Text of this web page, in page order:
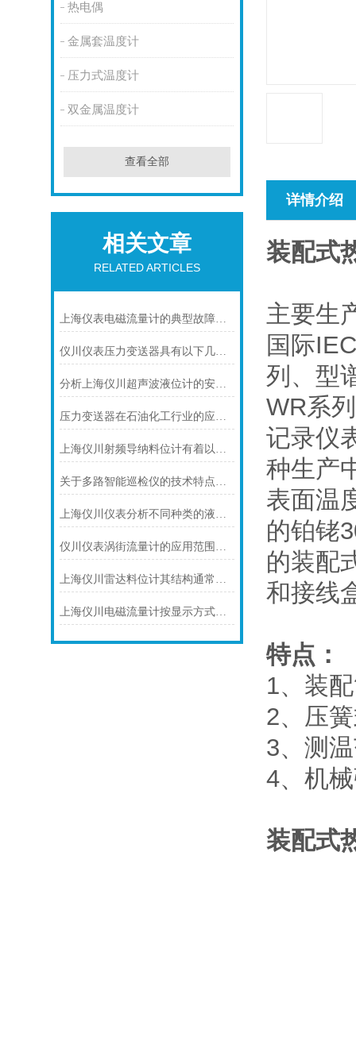
热电偶
金属套温度计
压力式温度计
双金属温度计
查看全部
相关文章
RELATED ARTICLES
上海仪表电磁流量计的典型故障诊断及处理方法
仪川仪表压力变送器具有以下几大技术特点
分析上海仪川超声波液位计的安装原理
压力变送器在石油化工行业的应用说明
上海仪川射频导纳料位计有着以下几大技术特点
关于多路智能巡检仪的技术特点，你怎么看呢？
上海仪川仪表分析不同种类的液位变送器
仪川仪表涡街流量计的应用范围主要包括以下几个方面
上海仪川雷达料位计其结构通常由以下部分组成
上海仪川电磁流量计按显示方式分类
详情介绍
装配式
主要生
国际
列、型
WR系
记录仪
种生产
表面温
的铂铑
的装配
和接线
特点：
1、装
2、压
3、测
4、机
装配式